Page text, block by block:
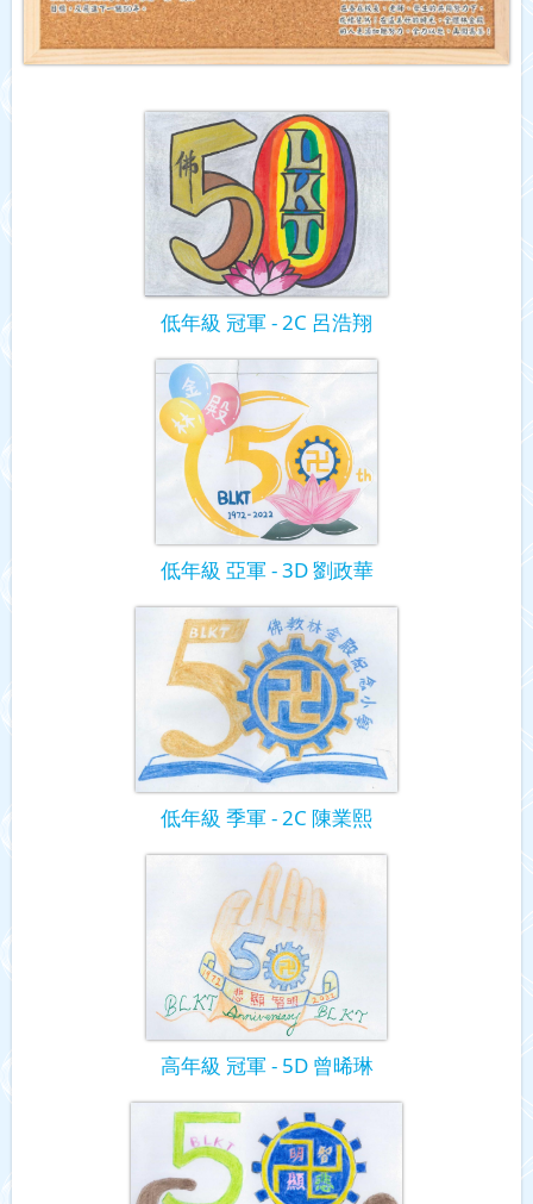
低年級 冠軍 - 2C 呂浩翔
低年級 亞軍 - 3D 劉政華
低年級 季軍 - 2C 陳業熙
高年級 冠軍 - 5D 曾晞琳